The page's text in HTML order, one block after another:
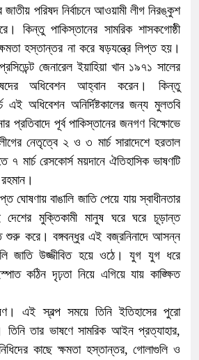
পরিষদ নির্বাচনে আওয়ামী লীগ নিরঙ্কুশ
কিন্তু পাকিস্তানের সামরিক শাসকগোষ্ঠী
ক্ষমতা হস্তান্তর না করে ষড়যন্ত্রে লিপ্ত হয়।
জেনারেল ইয়াহিয়া খান ১৯৭১ সালের
অধিবেশন আহ্বান করেন। কিন্তু
এই অধিবেশন অনির্দিষ্টকালের জন্য মুলতবি
প্রতিবাদে পূর্ব পাকিস্তানের জনগণ বিক্ষোভে
নেতৃত্বে ২ ও ৩ মার্চ সারাদেশে হরতাল
মার্চ রেসকোর্স ময়দানে ঐতিহাসিক ভাষণটি
ঘোষণায় বাঙালি জাতি পেয়ে যায় স্বাধীনতার
দেশের মুক্তিকামী মানুষ ঘরে ঘরে চূড়ান্ত
শুরু করে। বঙ্গবন্ধুর এই বজ্রনিনাদে আসন্ন
জাতি উজ্জীবিত হয়ে ওঠে। যুগ যুগ ধরে
কঠিন দৃঢ়তা নিয়ে এগিয়ে যায় কাঙ্ক্ষিত
এই স্বল্প সময়ে তিনি ইতিহাসের পুরো
তার ভাষণে সামরিক আইন প্রত্যাহার,
কাছে ক্ষমতা হস্তান্তর, গোলাগুলি ও